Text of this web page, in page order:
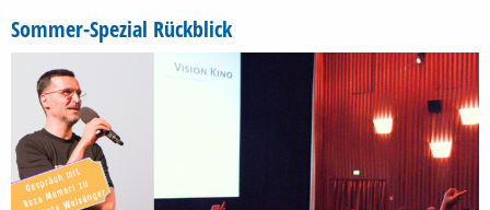
Sommer-Spezial Rückblick